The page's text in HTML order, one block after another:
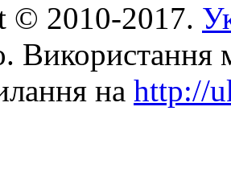
© 2010-2017.
Використання
на http://